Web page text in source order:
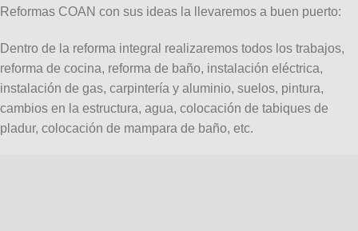
Reformas COAN con sus ideas la llevaremos a buen puerto:
Dentro de la reforma integral realizaremos todos los trabajos,
reforma de cocina, reforma de baño, instalación eléctrica,
instalación de gas, carpintería y aluminio, suelos, pintura,
cambios en la estructura, agua, colocación de tabiques de
pladur, colocación de mampara de baño, etc.